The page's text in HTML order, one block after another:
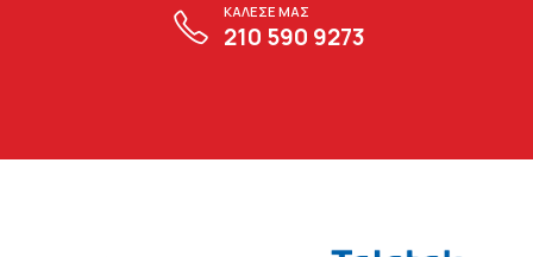
ΚΑΛΕΣΕ ΜΑΣ
210 590 9273